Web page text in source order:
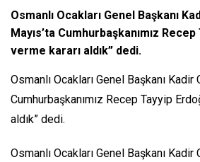
Osmanlı Ocakları Genel Başkanı
Mayıs’ta Cumhurbaşkanımız
verme kararı aldık” dedi.
Osmanlı Ocakları Genel Başkanı Kadir
Cumhurbaşkanımız Recep Tayyip
aldık” dedi.
Osmanlı Ocakları Genel Başkanı